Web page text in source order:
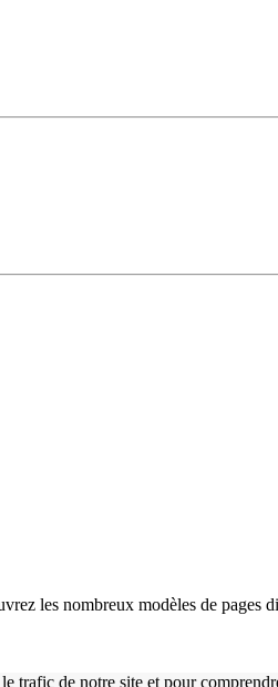
les nombreux modèles de pages
trafic de notre site et pour